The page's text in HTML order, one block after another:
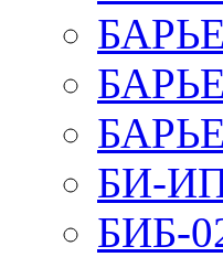
БИ-
БИБ-